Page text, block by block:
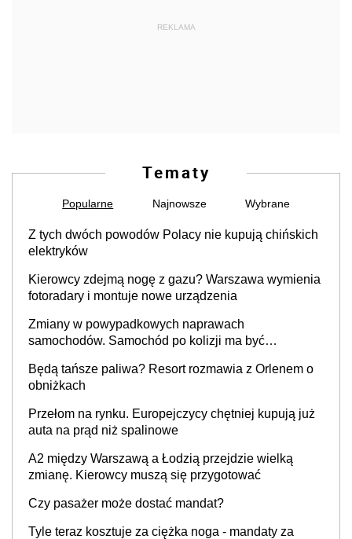
REKLAMA
Tematy
Popularne Najnowsze Wybrane
Z tych dwóch powodów Polacy nie kupują chińskich
elektryków
Kierowcy zdejmą nogę z gazu? Warszawa wymienia
fotoradary i montuje nowe urządzenia
Zmiany w powypadkowych naprawach
samochodów. Samochód po kolizji ma być
producenta
Będą tańsze paliwa? Resort rozmawia z Orlenem o
obniżkach
Przełom na rynku. Europejczycy chętniej kupują już
auta na prąd niż spalinowe
A2 między Warszawą a Łodzią przejdzie wielką
zmianę. Kierowcy muszą się przygotować
Czy pasażer może dostać mandat?
Tyle teraz kosztuje za ciężka noga - mandaty za